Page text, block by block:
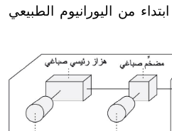
بنسبة 99% ابتداء من اليورانيوم الطبيعي